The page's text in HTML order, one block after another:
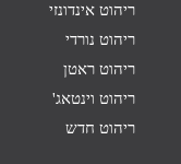
ריהוט אינדונזי
ריהוט נורדי
ריהוט ראטן
ריהוט וינטאג'
ריהוט חדש